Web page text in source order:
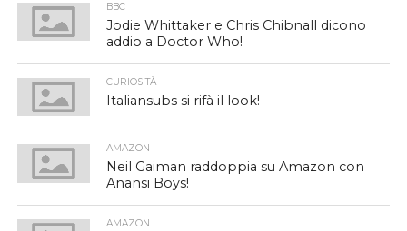
BBC
Jodie Whittaker e Chris Chibnall dicono
addio a Doctor Who!
CURIOSITÀ
Italiansubs si rifà il look!
AMAZON
Neil Gaiman raddoppia su Amazon con
Anansi Boys!
AMAZON